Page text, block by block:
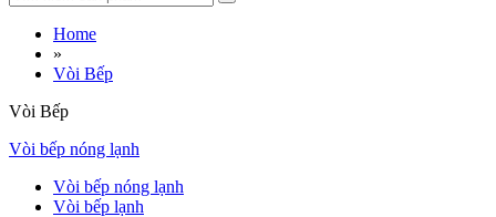
Home
»
Vòi Bếp
Vòi Bếp
Vòi bếp nóng lạnh
Vòi bếp nóng lạnh
Vòi bếp lạnh